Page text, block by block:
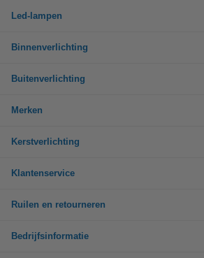
Led-lampen
Binnenverlichting
Buitenverlichting
Merken
Kerstverlichting
Klantenservice
Ruilen en retourneren
Bedrijfsinformatie